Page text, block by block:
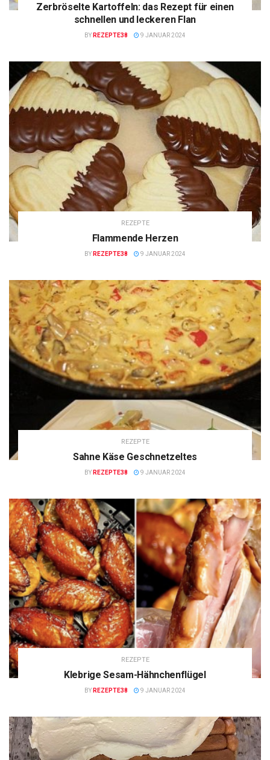
Zerbröselte Kartoffeln: das Rezept für einen
schnellen und leckeren Flan
BY REZEPTE38 9 JANUAR 2024
REZEPTE
Flammende Herzen
BY REZEPTE38 9 JANUAR 2024
REZEPTE
Sahne Käse Geschnetzeltes
BY REZEPTE38 9 JANUAR 2024
REZEPTE
Klebrige Sesam-Hähnchenflügel
BY REZEPTE38 9 JANUAR 2024